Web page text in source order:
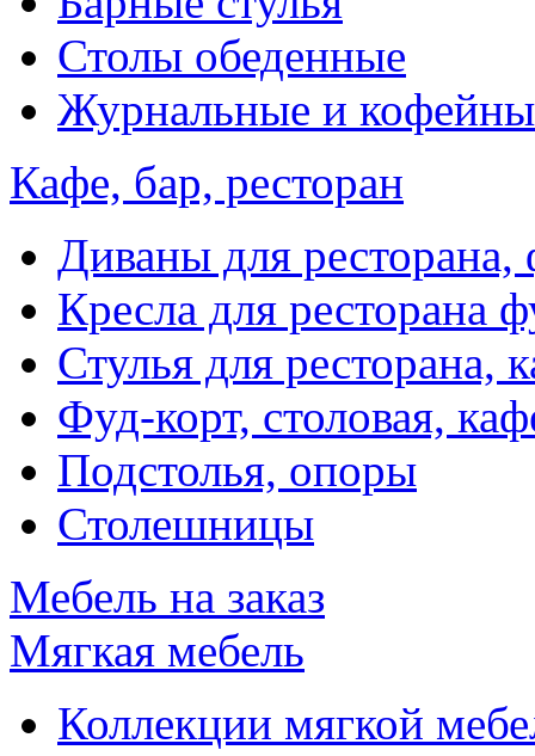
Столы обеденные
Журнальные и
Кафе, бар, ресторан
Диваны для ресторана,
Кресла для ресторана
Стулья для ресторана,
Фуд-корт, столовая,
Подстолья, опоры
Столешницы
Мебель на заказ
Мягкая мебель
Коллекции мягкой